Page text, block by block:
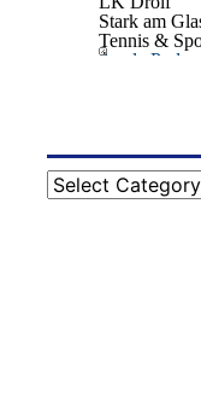
Categories